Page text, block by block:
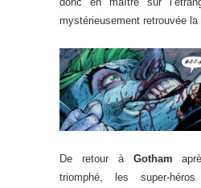
mystérieusement retrouvée la
De retour à Gotham
triomphé, les super-héros